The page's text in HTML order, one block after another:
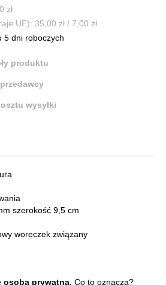
zł
UE): 35,00 zł / 7,00 zł
5 dni roboczych
produktu
wysyłki
szerokość 9,5 cm
woreczek związany
osoba prywatna. Co to oznacza?